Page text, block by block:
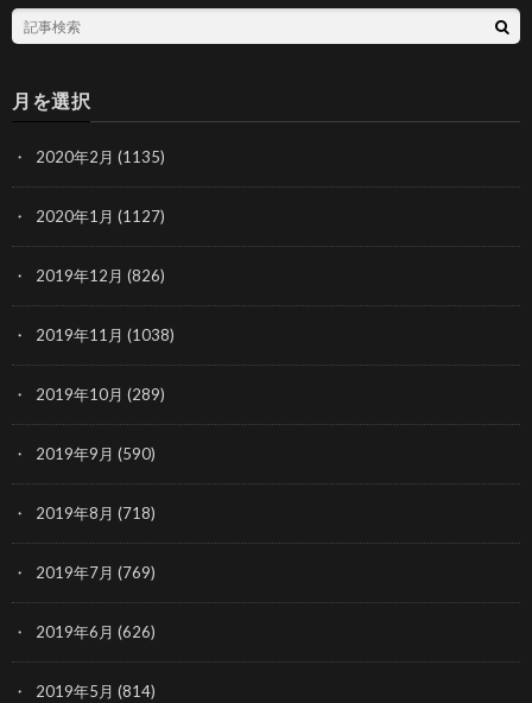
月を選択
2020年2月 (1135)
2020年1月 (1127)
2019年12月 (826)
2019年11月 (1038)
2019年10月 (289)
2019年9月 (590)
2019年8月 (718)
2019年7月 (769)
2019年6月 (626)
2019年5月 (814)